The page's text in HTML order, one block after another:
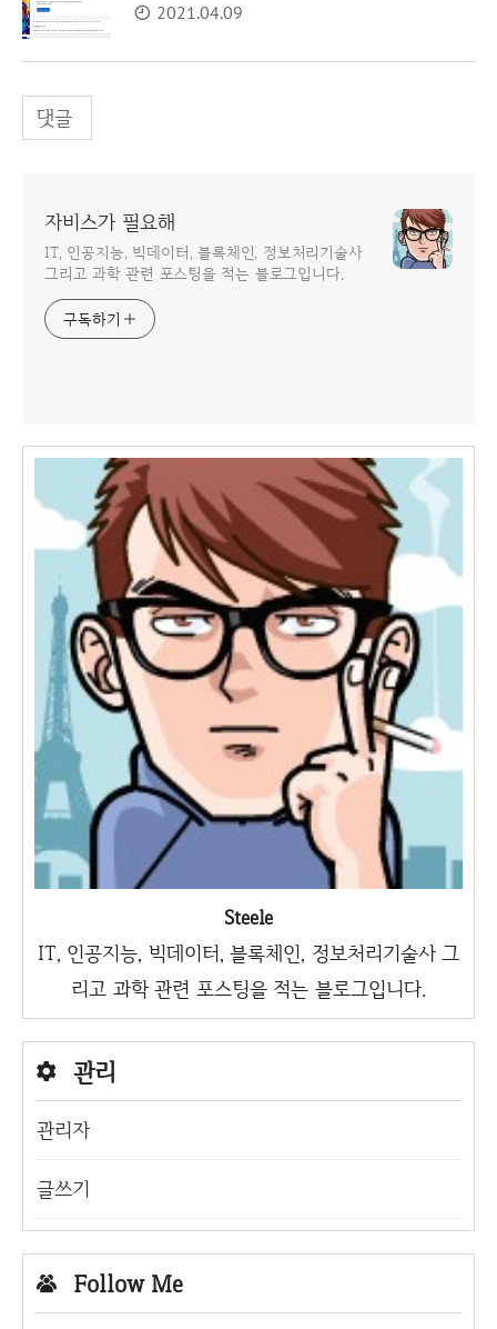
2021.04.09
댓글
자비스가 필요해
IT, 인공지능, 빅데이터, 블록체인, 정보처리기술사
그리고 과학 관련 포스팅을 적는 블로그입니다.
구독하기
Steele
IT, 인공지능, 빅데이터, 블록체인, 정보처리기술사 그
리고 과학 관련 포스팅을 적는 블로그입니다.
관리
관리자
글쓰기
Follow Me